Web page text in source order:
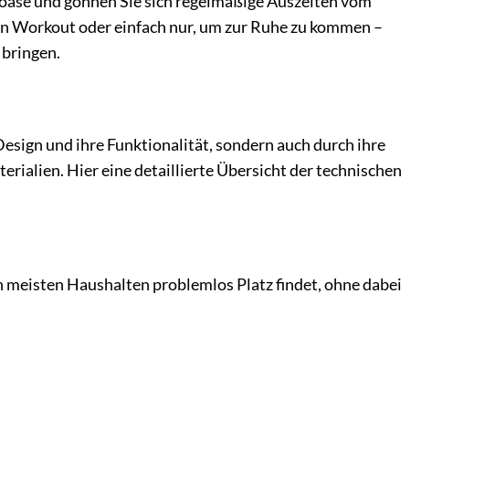
oder einfach nur, um zur Ruhe zu kommen –
und ihre Funktionalität, sondern auch durch ihre
Hier eine detaillierte Übersicht der technischen
meisten Haushalten problemlos Platz findet, ohne dabei